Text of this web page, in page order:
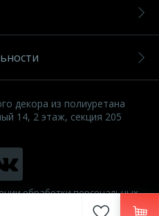
декора из полиуретана
14, 2 этаж, секция 205
обработки персональных